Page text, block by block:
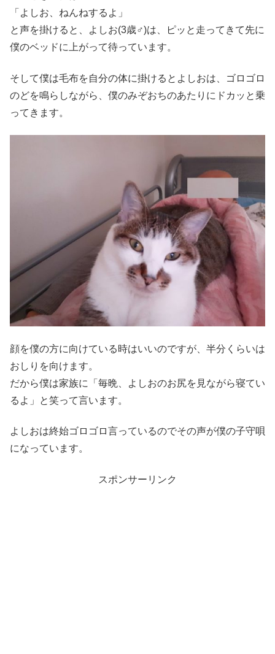
「よしお、ねんねするよ」
と声を掛けると、よしお(3歳♂)は、ピッと走ってきて先に
僕のベッドに上がって待っています。
そして僕は毛布を自分の体に掛けるとよしおは、ゴロゴロ
のどを鳴らしながら、僕のみぞおちのあたりにドカッと乗
ってきます。
顔を僕の方に向けている時はいいのですが、半分くらいは
おしりを向けます。
だから僕は家族に「毎晩、よしおのお尻を見ながら寝てい
るよ」と笑って言います。
よしおは終始ゴロゴロ言っているのでその声が僕の子守唄
になっています。
スポンサーリンク